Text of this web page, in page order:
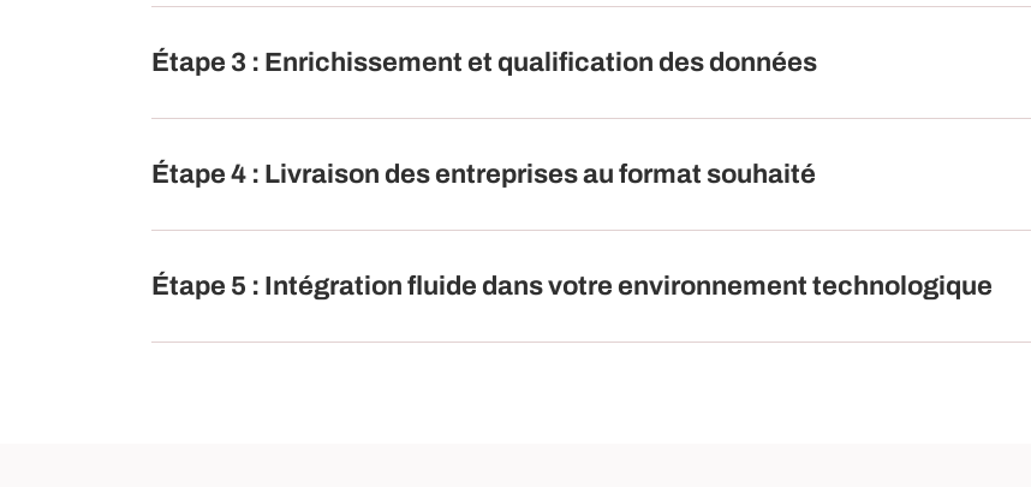
Étape 3 : Enrichissement et qualification des données
Étape 4 : Livraison des entreprises au format souhaité
Étape 5 : Intégration fluide dans votre environnement technologique